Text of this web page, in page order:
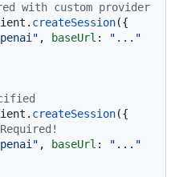
with custom provider
createSession({
, baseUrl :
"..."
createSession({
, baseUrl :
"..."